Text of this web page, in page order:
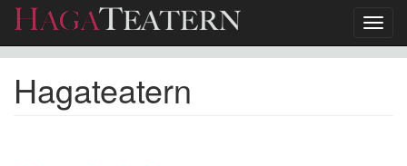
huvudinnehåll
Hagateatern